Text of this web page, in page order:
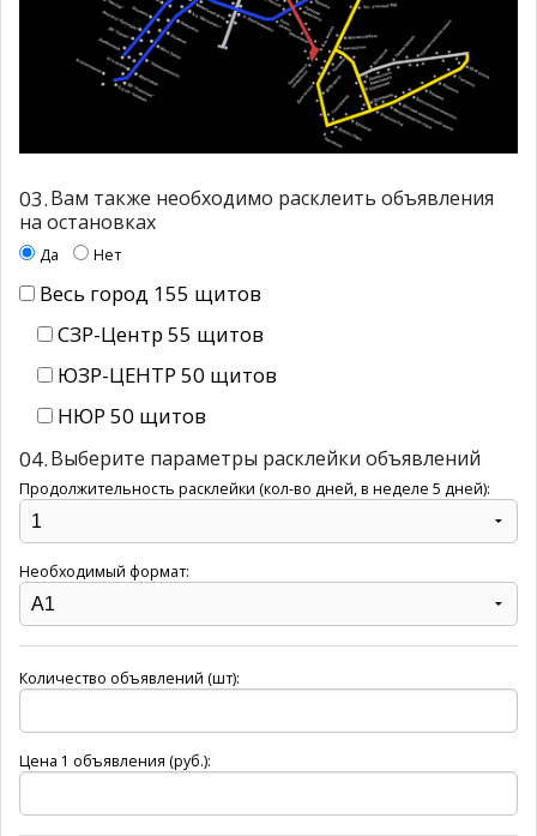
03.Вам также необходимо расклеить объявления
на остановках
Да Нет
Весь город 155 щитов
СЗР-Центр 55 щитов
ЮЗР-ЦЕНТР 50 щитов
НЮР 50 щитов
04.Выберите параметры расклейки объявлений
Продолжительность расклейки (кол-во дней, в неделе 5 дней):
Необходимый формат:
Количество объявлений (шт):
Цена 1 объявления (руб.):